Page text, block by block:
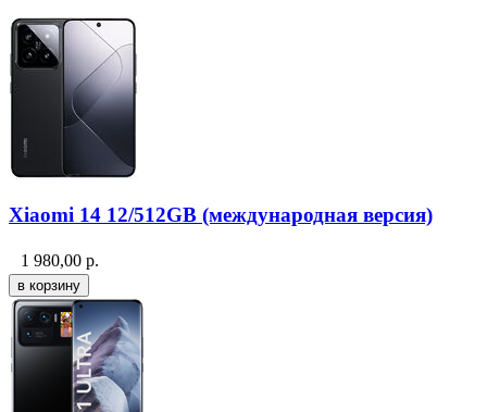
Xiaomi 14 12/512GB (международная версия)
1 980,00 р.